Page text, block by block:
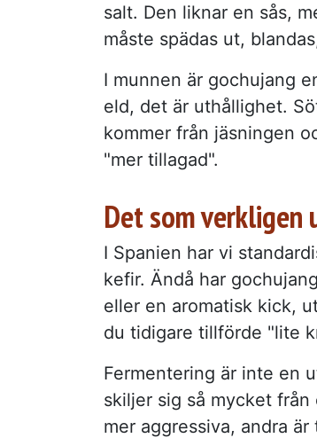
salt. Den liknar en sås,
måste spädas ut,
I munnen är gochujang
eld, det är uthållighet.
kommer från jäsningen
"mer tillagad".
Det som verkligen
I Spanien har vi
kefir. Ändå har
eller en aromatisk kick,
du tidigare tillförde "lite
Fermentering är inte en
skiljer sig så mycket
mer aggressiva, andra